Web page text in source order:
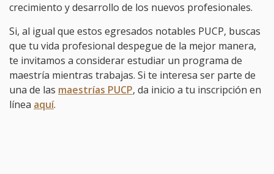
crecimiento y desarrollo de los nuevos profesionales.
Si, al igual que estos egresados notables PUCP, buscas
que tu vida profesional despegue de la mejor manera,
te invitamos a considerar estudiar un programa de
maestría mientras trabajas. Si te interesa ser parte de
una de las maestrías PUCP, da inicio a tu inscripción en
línea aquí.